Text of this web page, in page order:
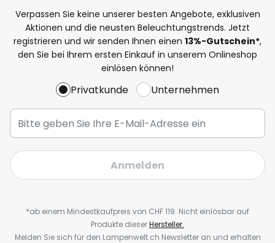
Verpassen Sie keine unserer besten Angebote, exklusiven
Aktionen und die neusten Beleuchtungstrends. Jetzt
registrieren und wir senden Ihnen einen 13%-Gutschein*,
den Sie bei Ihrem ersten Einkauf in unserem Onlineshop
einlösen können!
Privatkunde Unternehmen
Anmelden
*ab einem Mindestkaufpreis von CHF 119. Nicht einlösbar auf
Produkte dieserHersteller.
Melden Sie sich für den Lampenwelt.ch Newsletter an und erhalten